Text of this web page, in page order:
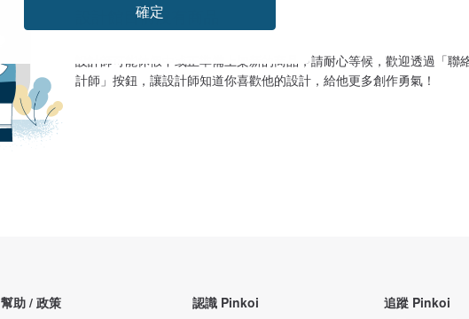
設計館目前沒有商品
設計師可能休假中或正準備上架新的商品，請耐心等候，歡迎透過「聯
計師」按鈕，讓設計師知道你喜歡他的設計，給他更多創作勇氣！
幫助 / 政策 認識 Pinkoi 追蹤 Pinkoi
確定